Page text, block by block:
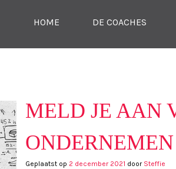
MENU
SKIP NAAR CONTENT
HOME DE COACHES
MELD JE AAN
Geplaatst op 2 december 2021 door Steffie